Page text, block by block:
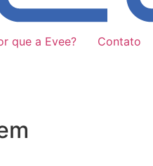
que a Evee? Contato